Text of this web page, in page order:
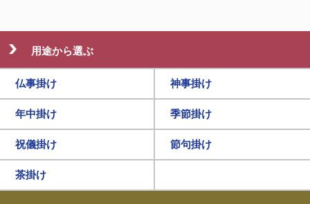
用途から選ぶ
仏事掛け 神事掛け
年中掛け 季節掛け
祝儀掛け 節句掛け
茶掛け